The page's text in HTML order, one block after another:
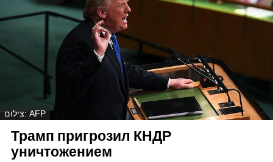
צילום: AFP
Трамп пригрозил КНДР
уничтожением